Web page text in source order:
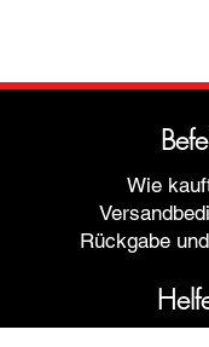
Wie
Rückgabe
Garantien und